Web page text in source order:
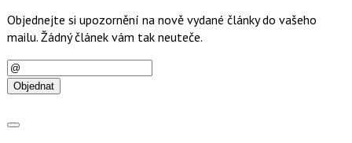
Objednejte si upozornění na nově vydané články do vašeho
mailu. Žádný článek vám tak neuteče.
E-
mail
Objednat